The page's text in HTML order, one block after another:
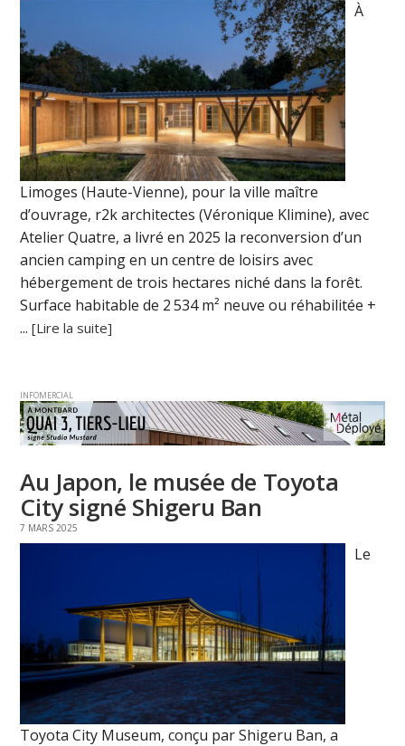
À
Limoges (Haute-Vienne), pour la ville maître
d’ouvrage, r2k architectes (Véronique Klimine), avec
Atelier Quatre, a livré en 2025 la reconversion d’un
ancien camping en un centre de loisirs avec
hébergement de trois hectares niché dans la forêt.
Surface habitable de 2 534 m² neuve ou réhabilitée +
...[Lire la suite]
INFOMERCIAL
Au Japon, le musée de Toyota
City signé Shigeru Ban
7 MARS 2025
Le
Toyota City Museum, conçu par Shigeru Ban, a